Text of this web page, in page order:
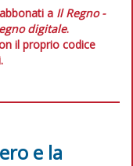
a Il Regno -
digitale.
il proprio codice
e la